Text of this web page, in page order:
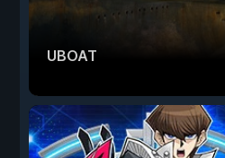
UBOAT